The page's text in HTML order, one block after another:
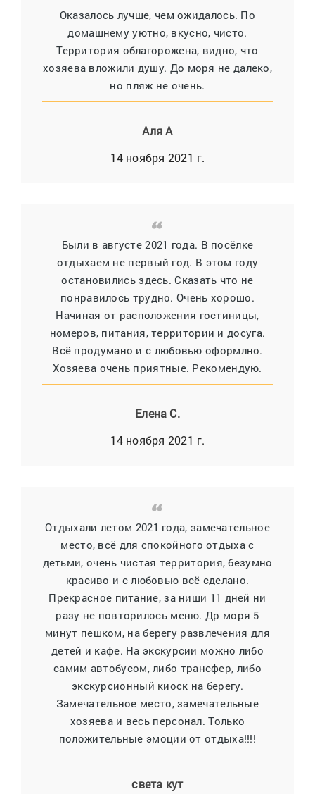
Оказалось лучше, чем ожидалось. По
домашнему уютно, вкусно, чисто.
Территория облагорожена, видно, что
хозяева вложили душу. До моря не далеко,
но пляж не очень.
Аля А
14 ноября 2021 г.
Были в августе 2021 года. В посёлке
отдыхаем не первый год. В этом году
остановились здесь. Сказать что не
понравилось трудно. Очень хорошо.
Начиная от расположения гостиницы,
номеров, питания, территории и досуга.
Всё продумано и с любовью оформлно.
Хозяева очень приятные. Рекомендую.
Елена С.
14 ноября 2021 г.
Отдыхали летом 2021 года, замечательное
место, всё для спокойного отдыха с
детьми, очень чистая территория, безумно
красиво и с любовью всё сделано.
Прекрасное питание, за ниши 11 дней ни
разу не повторилось меню. Др моря 5
минут пешком, на берегу развлечения для
детей и кафе. На экскурсии можно либо
самим автобусом, либо трансфер, либо
экскурсионный киоск на берегу.
Замечательное место, замечательные
хозяева и весь персонал. Только
положительные эмоции от отдыха!!!!
света кут